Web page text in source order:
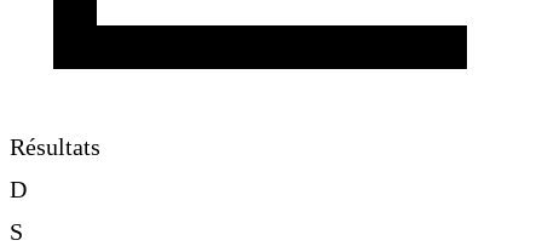
Résultats
D
S